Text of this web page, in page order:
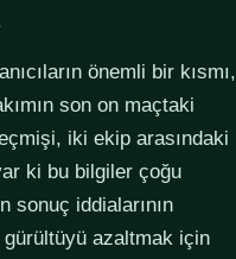
önemli bir kısmı,
son on maçtaki
iki ekip arasındaki
ki bu bilgiler çoğu
sonuç iddialarının
azaltmak için